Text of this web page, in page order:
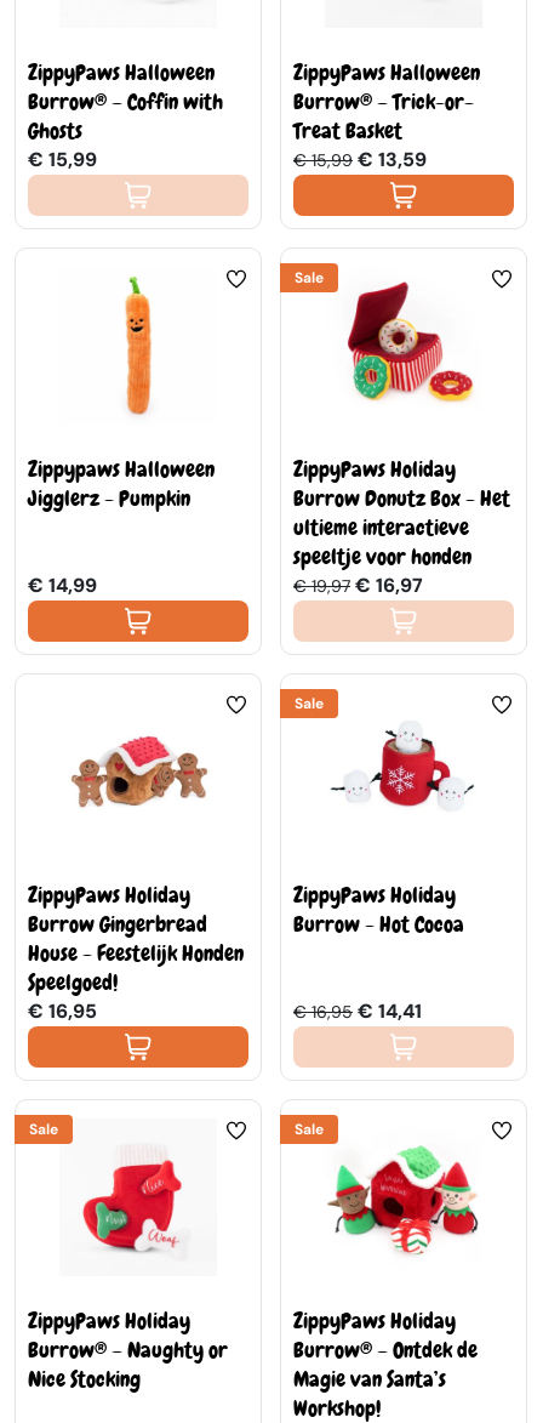
ZippyPaws Halloween
Burrow® – Coffin with
Ghosts
€ 15,99
ZippyPaws Halloween
Burrow® – Trick-or-
Treat Basket
€ 15,99 € 13,59
Zippypaws Halloween
Jigglerz - Pumpkin
€ 14,99
Sale
ZippyPaws Holiday
Burrow Donutz Box - Het
ultieme interactieve
speeltje voor honden
€ 19,97 € 16,97
ZippyPaws Holiday
Burrow Gingerbread
House - Feestelijk Honden
Speelgoed!
€ 16,95
Sale
ZippyPaws Holiday
Burrow - Hot Cocoa
€ 16,95 € 14,41
Sale
ZippyPaws Holiday
Burrow® – Naughty or
Nice Stocking
Sale
ZippyPaws Holiday
Burrow® – Ontdek de
Magie van Santa’s
Workshop!